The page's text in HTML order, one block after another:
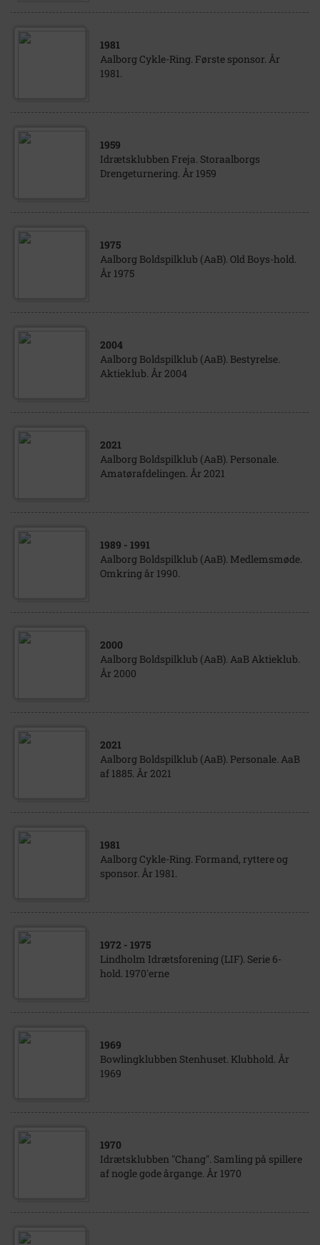
1981
Aalborg Cykle-Ring. Første sponsor. År
1981.
1959
Idrætsklubben Freja. Storaalborgs
Drengeturnering. År 1959
1975
Aalborg Boldspilklub (AaB). Old Boys-hold.
År 1975
2004
Aalborg Boldspilklub (AaB). Bestyrelse.
Aktieklub. År 2004
2021
Aalborg Boldspilklub (AaB). Personale.
Amatørafdelingen. År 2021
1989 - 1991
Aalborg Boldspilklub (AaB). Medlemsmøde.
Omkring år 1990.
2000
Aalborg Boldspilklub (AaB). AaB Aktieklub.
År 2000
2021
Aalborg Boldspilklub (AaB). Personale. AaB
af 1885. År 2021
1981
Aalborg Cykle-Ring. Formand, ryttere og
sponsor. År 1981.
1972 - 1975
Lindholm Idrætsforening (LIF). Serie 6-
hold. 1970'erne
1969
Bowlingklubben Stenhuset. Klubhold. År
1969
1970
Idrætsklubben "Chang". Samling på spillere
af nogle gode årgange. År 1970